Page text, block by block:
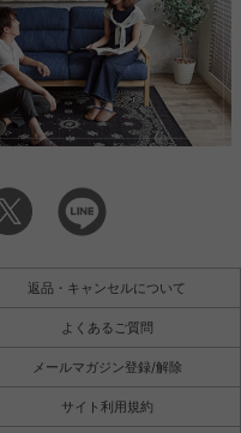
返品・キャンセルについて
よくあるご質問
メールマガジン登録/解除
サイト利用規約